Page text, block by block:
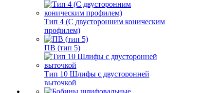
Тип 4 (С двусторонним коническим
профилем)
ПВ (тип 5)
Тип 10 Шлифы с двусторонней
выточкой